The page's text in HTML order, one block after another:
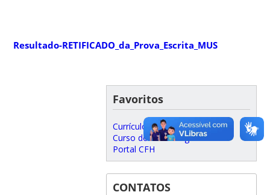
Resultado-RETIFICADO_da_Prova_Escrita_MUS
Favoritos
Currículo do curso
Curso de Museologia
Portal CFH
CONTATOS